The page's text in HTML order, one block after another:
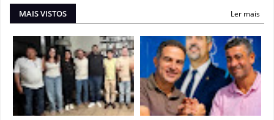
MAIS VISTOS Ler mais